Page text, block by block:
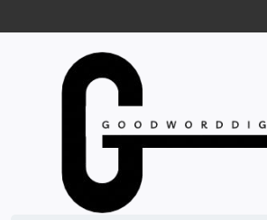
to